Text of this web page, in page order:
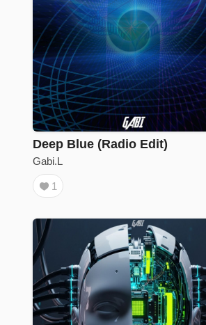
Deep Blue (Radio Edit)
Gabi.L
1